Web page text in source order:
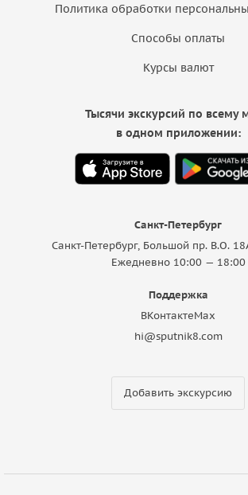
Политика обработки
Способы оплаты
Курсы валют
Санкт-Петербург
Санкт-Петербург, Большой пр. В.О.
Ежедневно 10:00 — 18:00
Поддержка
ВКонтактеMax
hi@sputnik8.com
Добавить экскурсию
Тысячи экскурсий по всему
в одном приложении: